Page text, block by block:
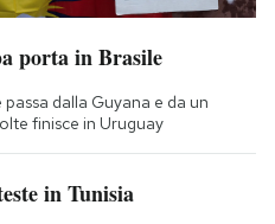
porta in Brasile
dalla Guyana e da un
finisce in Uruguay
in Tunisia